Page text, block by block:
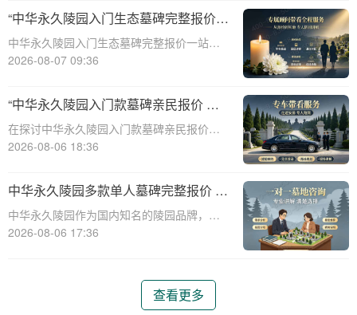
提升，选择一个环保且经济的陵园及墓碑成
为许多家庭的考虑。中华永久陵园，作
“中华永久陵园入门生态墓碑完整报价
一站式服务打包特惠详解”
中华永久陵园入门生态墓碑完整报价一站式
服务打包特惠详解☎ 中华永久陵园电话:400-
之一，一直致力于提供高品质、个性化的墓
碑服务。生态墓碑作为一种环保、
2026-08-07 09:36
“中华永久陵园入门款墓碑亲民报价 一
次性付清享折上折：超值优惠与便捷选
择的完美结合”
在探讨中华永久陵园入门款墓碑亲民报价这
一主题时，我们首先需要理解墓碑选择的重
对逝者的纪念，也是对生者情感的寄托。因
此，选择一款既符合预算又具有纪念意义的
墓碑显得尤
2026-08-06 18:36
中华永久陵园多款单人墓碑完整报价 淡
季下单直降数千元详解
中华永久陵园作为国内知名的陵园品牌，提
供多种单人墓碑选择，满足不同客户的需
元的优惠政策，帮助消费者做出明智的选
2026-08-06 17:36
查看更多